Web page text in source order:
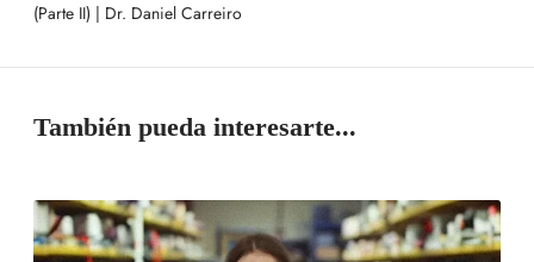
(Parte II) | Dr. Daniel Carreiro
También pueda interesarte...